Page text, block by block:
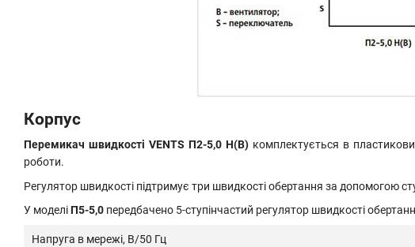
Корпус
Перемикач швидкості VENTS П2-5,0 Н(В) комплектується в
роботи.
Регулятор швидкості підтримує три швидкості обертання за допомогою
У моделі П5-5,0 передбачено 5-ступінчастий регулятор швидкості
Напруга в мережі, В/50 Гц